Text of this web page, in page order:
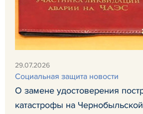
29.07.2026
Социальная защита новости
О замене удостоверения
катастрофы на